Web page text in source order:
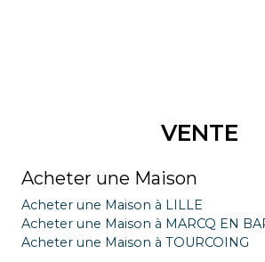
VENTE
Acheter une Maison
Acheter une Maison à LILLE
Acheter une Maison à MARCQ EN
Acheter une Maison à TOURCOING